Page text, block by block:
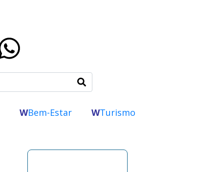
WBem-Estar WTurismo